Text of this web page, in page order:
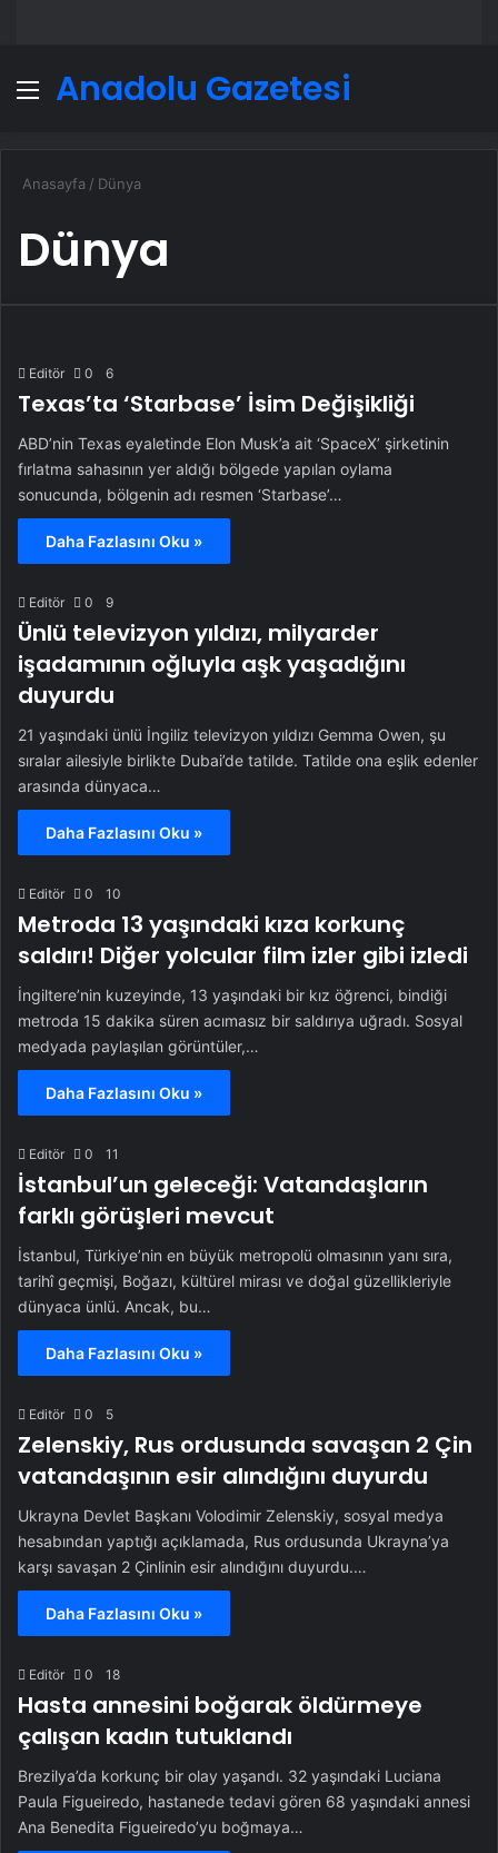
Menü
Anadolu Gazetesi
Anasayfa / Dünya
Dünya
Editör 0 6
Texas’ta ‘Starbase’ İsim Değişikliği
ABD’nin Texas eyaletinde Elon Musk’a ait ‘SpaceX’ şirketinin
fırlatma sahasının yer aldığı bölgede yapılan oylama
sonucunda, bölgenin adı resmen ‘Starbase’…
Daha Fazlasını Oku »
Editör 0 9
Ünlü televizyon yıldızı, milyarder
işadamının oğluyla aşk yaşadığını
duyurdu
21 yaşındaki ünlü İngiliz televizyon yıldızı Gemma Owen, şu
sıralar ailesiyle birlikte Dubai’de tatilde. Tatilde ona eşlik edenler
arasında dünyaca…
Daha Fazlasını Oku »
Editör 0 10
Metroda 13 yaşındaki kıza korkunç
saldırı! Diğer yolcular film izler gibi izledi
İngiltere’nin kuzeyinde, 13 yaşındaki bir kız öğrenci, bindiği
metroda 15 dakika süren acımasız bir saldırıya uğradı. Sosyal
medyada paylaşılan görüntüler,…
Daha Fazlasını Oku »
Editör 0 11
İstanbul’un geleceği: Vatandaşların
farklı görüşleri mevcut
İstanbul, Türkiye’nin en büyük metropolü olmasının yanı sıra,
tarihî geçmişi, Boğazı, kültürel mirası ve doğal güzellikleriyle
dünyaca ünlü. Ancak, bu…
Daha Fazlasını Oku »
Editör 0 5
Zelenskiy, Rus ordusunda savaşan 2 Çin
vatandaşının esir alındığını duyurdu
Ukrayna Devlet Başkanı Volodimir Zelenskiy, sosyal medya
hesabından yaptığı açıklamada, Rus ordusunda Ukrayna’ya
karşı savaşan 2 Çinlinin esir alındığını duyurdu.…
Daha Fazlasını Oku »
Editör 0 18
Hasta annesini boğarak öldürmeye
çalışan kadın tutuklandı
Brezilya’da korkunç bir olay yaşandı. 32 yaşındaki Luciana
Paula Figueiredo, hastanede tedavi gören 68 yaşındaki annesi
Ana Benedita Figueiredo’yu boğmaya…